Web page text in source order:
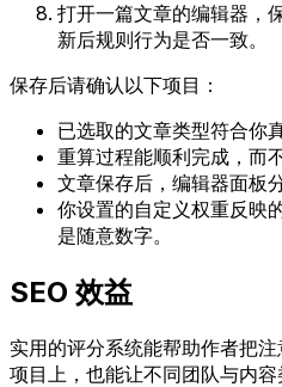
打开一篇文章的编辑器，
新后规则行为是否一致。
保存后请确认以下项目：
已选取的文章类型符合你
重算过程能顺利完成，而
文章保存后，编辑器面板
你设置的自定义权重反映
是随意数字。
SEO 效益
实用的评分系统能帮助作者把
项目上，也能让不同团队与内容